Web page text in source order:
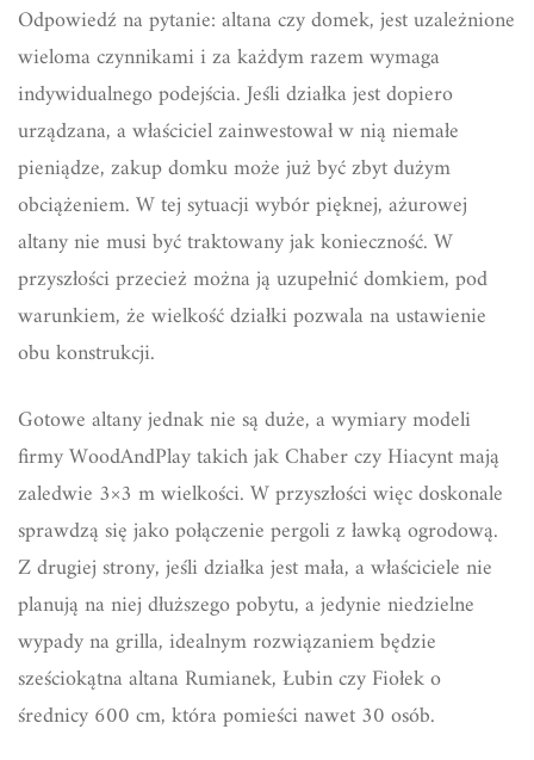
Odpowiedź na pytanie: altana czy domek, jest uzależnione
wieloma czynnikami i za każdym razem wymaga
indywidualnego podejścia. Jeśli działka jest dopiero
urządzana, a właściciel zainwestował w nią niemałe
pieniądze, zakup domku może już być zbyt dużym
obciążeniem. W tej sytuacji wybór pięknej, ażurowej
altany nie musi być traktowany jak konieczność. W
przyszłości przecież można ją uzupełnić domkiem, pod
warunkiem, że wielkość działki pozwala na ustawienie
obu konstrukcji.
Gotowe altany jednak nie są duże, a wymiary modeli
firmy WoodAndPlay takich jak Chaber czy Hiacynt mają
zaledwie 3×3 m wielkości. W przyszłości więc doskonale
sprawdzą się jako połączenie pergoli z ławką ogrodową.
Z drugiej strony, jeśli działka jest mała, a właściciele nie
planują na niej dłuższego pobytu, a jedynie niedzielne
wypady na grilla, idealnym rozwiązaniem będzie
sześciokątna altana Rumianek, Łubin czy Fiołek o
średnicy 600 cm, która pomieści nawet 30 osób.